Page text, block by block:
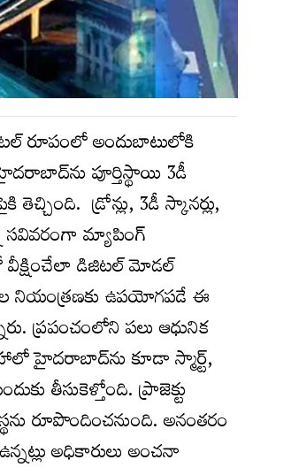
రూపంలో అందుబాటులోకి
పూర్తిస్థాయి 3డీ
డ్రోన్లు, 3డీ స్కానర్లు,
సవివరంగా మ్యాపింగ్
వీక్షించేలా డిజిటల్ మోడల్
నియంత్రణకు ఉపయోగపడే ఈ
ప్రపంచంలోని పలు ఆధునిక
హైదరాబాద్‌ను కూడా స్మార్ట్,
తీసుకెళ్తోంది. ప్రాజెక్టు
రూపొందించనుంది. అనంతరం
అధికారులు అంచనా